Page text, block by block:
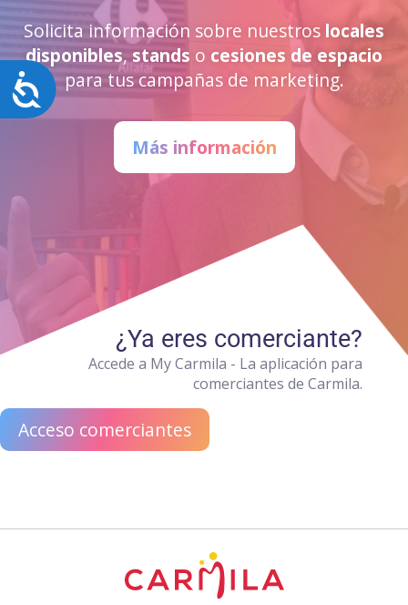
Accesibilidad
Solicita información sobre nuestros locales
disponibles, stands o cesiones de espacio
para tus campañas de marketing.
Más información
¿Ya eres comerciante?
Accede a My Carmila - La aplicación para
comerciantes de Carmila.
Acceso comerciantes